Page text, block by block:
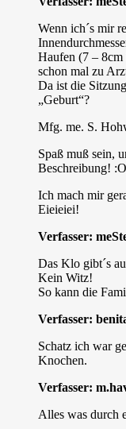
Wenn ich´s mir
Haufen (7 –
schon mal zu
Da ist die
„Geburt“?
Mfg. me. S.
Spaß muß sein,
Beschreibung!
Ich mach mir
Eieieiei!
Verfasser:
Das Klo gibt´s
Kein Witz!
So kann die
Verfasser:
Schatz ich war
Knochen.
Verfasser:
Alles was durch